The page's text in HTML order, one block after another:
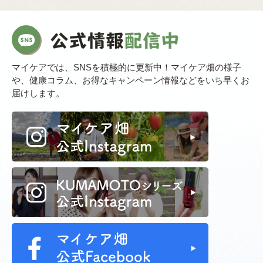
マイケアでは、SNSを積極的に更新中！マイケア畑の様子
や、健康コラム、お得なキャンペーン情報などをいち早くお
届けします。